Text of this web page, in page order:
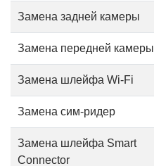
Замена задней камеры
Замена передней камеры
Замена шлейфа Wi-Fi
Замена сим-ридер
Замена шлейфа Smart
Connector